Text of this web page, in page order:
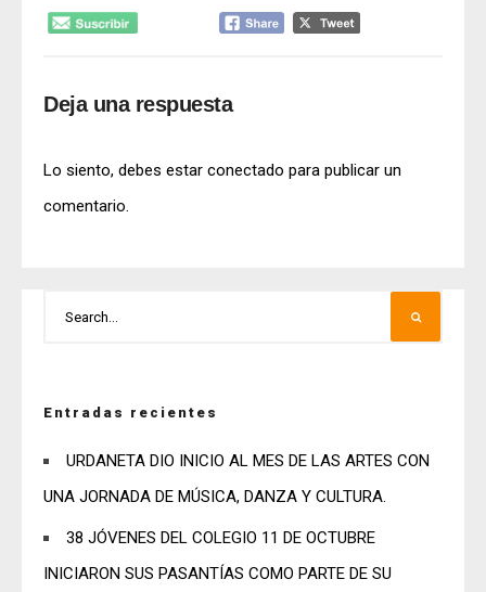
Deja una respuesta
Lo siento, debes estar conectado para publicar un
comentario.
Entradas recientes
URDANETA DIO INICIO AL MES DE LAS ARTES CON
UNA JORNADA DE MÚSICA, DANZA Y CULTURA.
38 JÓVENES DEL COLEGIO 11 DE OCTUBRE
INICIARON SUS PASANTÍAS COMO PARTE DE SU